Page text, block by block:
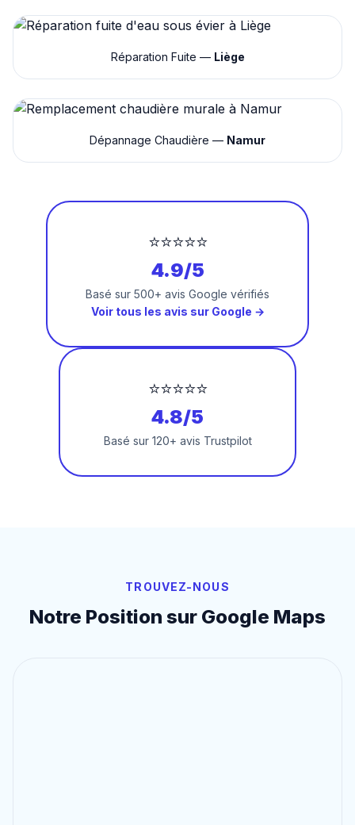
Réparation Fuite — Liège
Dépannage Chaudière — Namur
⭐⭐⭐⭐⭐
4.9/5
Basé sur 500+ avis Google vérifiés
Voir tous les avis sur Google →
⭐⭐⭐⭐⭐
4.8/5
Basé sur 120+ avis Trustpilot
TROUVEZ-NOUS
Notre Position sur Google Maps